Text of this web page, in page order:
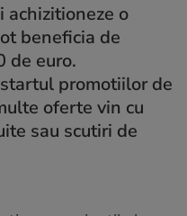
achizitioneze o
beneficia de
de euro.
promotiilor de
oferte vin cu
sau scutiri de